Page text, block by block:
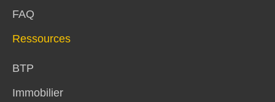
FAQ
Ressources
BTP
Immobilier